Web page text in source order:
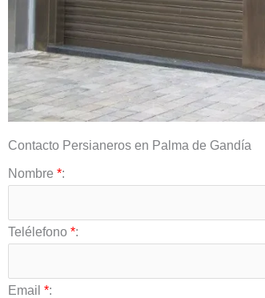
Contacto Persianeros en Palma de Gandía
Nombre *:
Telélefono *:
Email *: